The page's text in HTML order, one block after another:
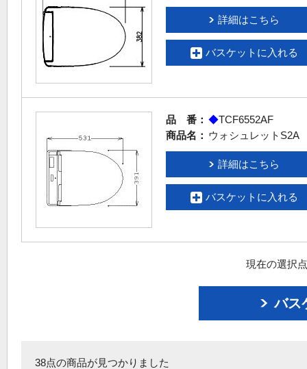
詳細はこちら
バスケットに入れる
品 番： ◆TCF6552AF
商品名： ウォシュレットS2A
詳細はこちら
バスケットに入れる
現在の選択
バス
38点の商品が見つかりました